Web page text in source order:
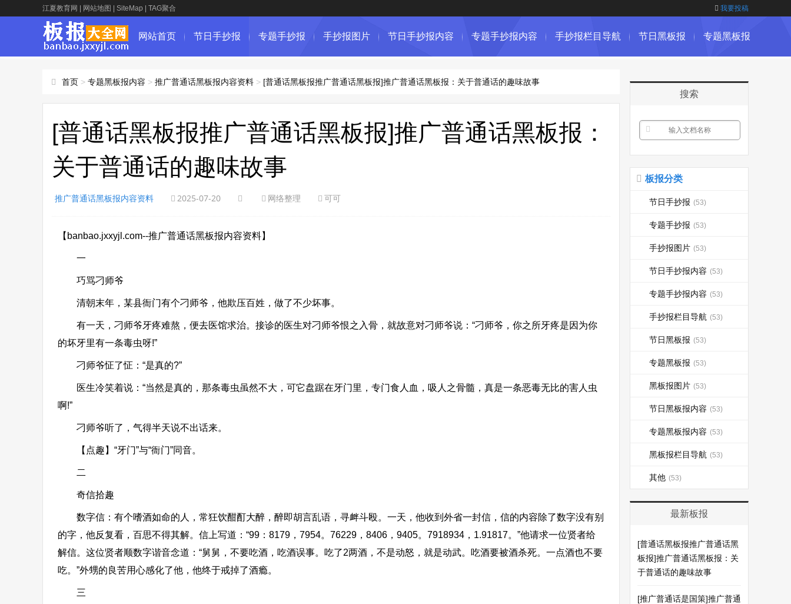
江夏教育网 网站地图 SiteMap TAG聚合 我要投稿
网站首页 节日手抄报 专题手抄报 手抄报图片 节日手抄报内容 专题手抄报内容 手抄报栏目导航 节日黑板报 专题黑板报
首页 > 专题黑板报内容 > 推广普通话黑板报内容资料 > [普通话黑板报推广普通话黑板报]推广普通话黑板报：关于普通话的趣味故事
[普通话黑板报推广普通话黑板报]推广普通话黑板报：
关于普通话的趣味故事
推广普通话黑板报内容资料 2025-07-20 网络整理 可可
【banbao.jxxyjl.com--推广普通话黑板报内容资料】
一
巧骂刁师爷
清朝末年，某县衙门有个刁师爷，他欺压百姓，做了不少坏事。
有一天，刁师爷牙疼难熬，便去医馆求治。接诊的医生对刁师爷恨之入骨，就故意对刁师爷说：“刁师爷，你之所牙疼是因为你
的坏牙里有一条毒虫呀!”
刁师爷怔了怔：“是真的?”
医生冷笑着说：“当然是真的，那条毒虫虽然不大，可它盘踞在牙门里，专门食人血，吸人之骨髓，真是一条恶毒无比的害人虫
啊!”
刁师爷听了，气得半天说不出话来。
【点趣】“牙门”与“衙门”同音。
二
奇信拾趣
数字信：有个嗜酒如命的人，常狂饮酣酊大醉，醉即胡言乱语，寻衅斗殴。一天，他收到外省一封信，信的内容除了数字没有别
的字，他反复看，百思不得其解。信上写道：“99：8179，7954。76229，8406，9405。7918934，1.91817。”他请求一位贤者给
解信。这位贤者顺数字谐音念道：“舅舅，不要吃酒，吃酒误事。吃了2两酒，不是动怒，就是动武。吃酒要被酒杀死。一点酒也不要
吃。”外甥的良苦用心感化了他，他终于戒掉了酒瘾。
三
搜索
板报分类
节日手抄报 (53)
专题手抄报 (53)
手抄报图片 (53)
节日手抄报内容 (53)
专题手抄报内容 (53)
手抄报栏目导航 (53)
节日黑板报 (53)
专题黑板报 (53)
黑板报图片 (53)
节日黑板报内容 (53)
专题黑板报内容 (53)
黑板报栏目导航 (53)
其他 (53)
最新板报
[普通话黑板报推广普通话黑
板报]推广普通话黑板报：关
于普通话的趣味故事
[推广普通话是国策]推广普通